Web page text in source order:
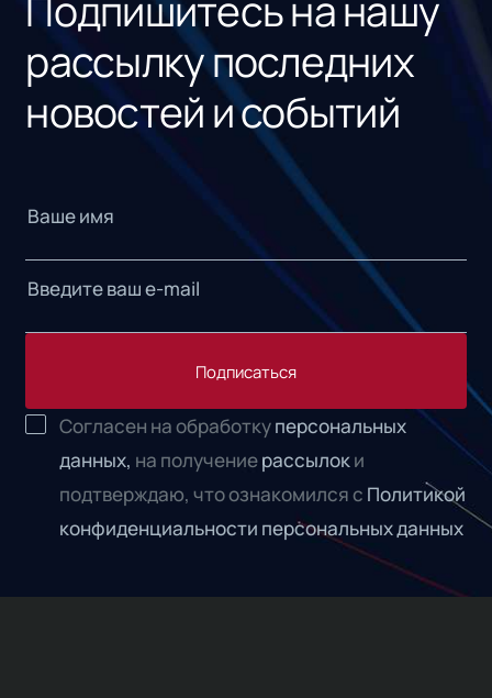
рассылку последних
новостей и событий
Подписаться
Согласен на обработкуперсональных
данных, на получениерассылоки
подтверждаю, что ознакомился с Политикой
конфиденциальности персональных данных